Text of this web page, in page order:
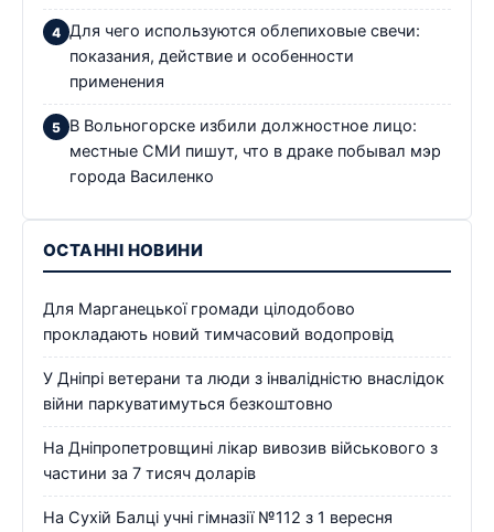
Для чего используются облепиховые свечи:
показания, действие и особенности
применения
В Вольногорске избили должностное лицо:
местные СМИ пишут, что в драке побывал мэр
города Василенко
ОСТАННІ НОВИНИ
Для Марганецької громади цілодобово
прокладають новий тимчасовий водопровід
У Дніпрі ветерани та люди з інвалідністю внаслідок
війни паркуватимуться безкоштовно
На Дніпропетровщині лікар вивозив військового з
частини за 7 тисяч доларів
На Сухій Балці учні гімназії №112 з 1 вересня